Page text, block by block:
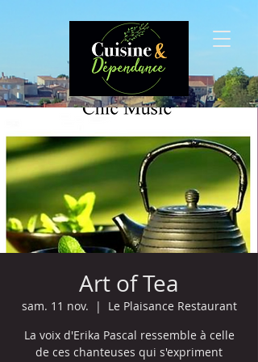
Art of Tea
sam. 11 nov.
  |
Le Plaisance Restaurant
La voix d'Erika Pascal ressemble à celle
de ces chanteuses qui s'expriment